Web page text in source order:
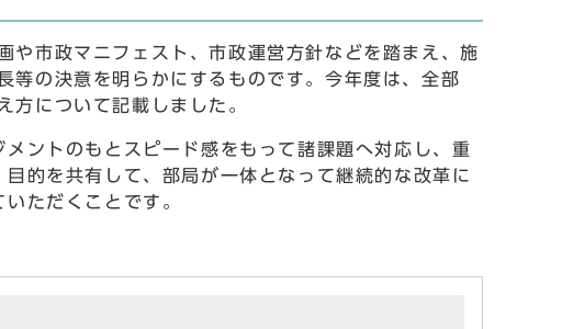
市政マニフェスト、市政運営方針などを踏まえ、施
等の決意を明らかにするものです。今年度は、全部
方について記載しました。
ントのもとスピード感をもって諸課題へ対応し、重
的を共有して、部局が一体となって継続的な改革に
ただくことです。